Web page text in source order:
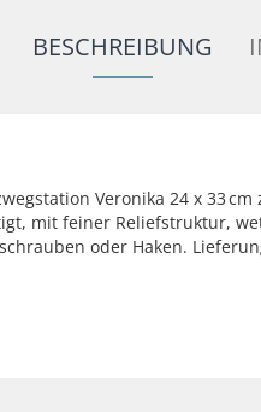
BESCHREIBUNG
Veronika 24 x 33
mit feiner Reliefstruktur,
oder Haken.